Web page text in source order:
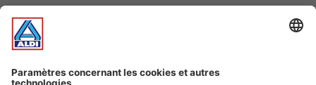
Offres
Infos essentielles